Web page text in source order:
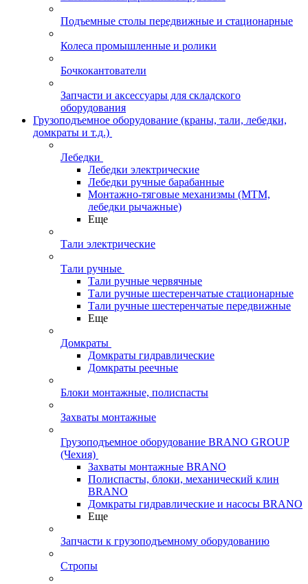
Подъемные столы передвижные и стационарные
Колеса промышленные и ролики
Бочкокантователи
Запчасти и аксессуары для складского
оборудования
Грузоподъемное оборудование (краны, тали, лебедки,
домкраты и т.д.)
Лебедки
Лебедки электрические
Лебедки ручные барабанные
Монтажно-тяговые механизмы (МТМ,
лебедки рычажные)
Еще
Тали электрические
Тали ручные
Тали ручные червячные
Тали ручные шестеренчатые стационарные
Тали ручные шестеренчатые передвижные
Еще
Домкраты
Домкраты гидравлические
Домкраты реечные
Блоки монтажные, полиспасты
Захваты монтажные
Грузоподъемное оборудование BRANO GROUP
(Чехия)
Захваты монтажные BRANO
Полиспасты, блоки, механический клин
BRANO
Домкраты гидравлические и насосы BRANO
Еще
Запчасти к грузоподъемному оборудованию
Стропы